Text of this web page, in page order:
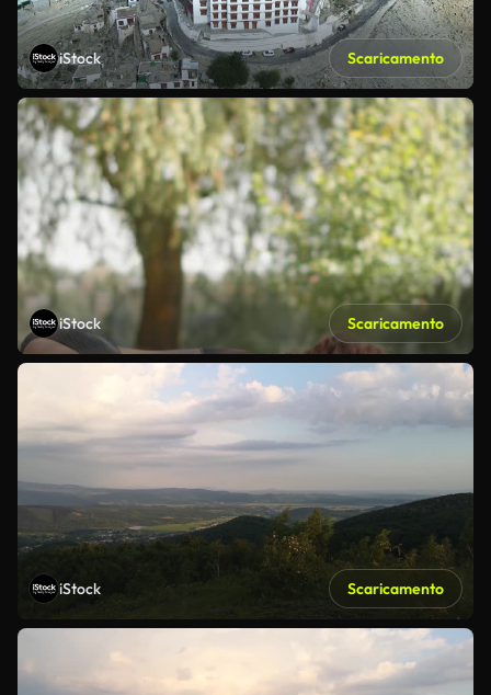
iStock Scaricamento
iStock Scaricamento
iStock Scaricamento